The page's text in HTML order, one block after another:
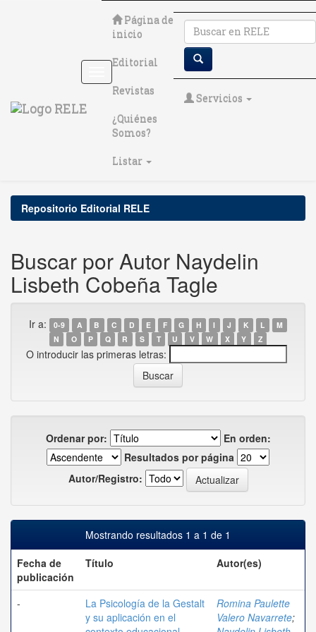
Página de
inicio
Editorial
Revistas
¿Quiénes
Somos?
Listar
Servicios
Repositorio Editorial RELE
Buscar por Autor Naydelin
Lisbeth Cobeña Tagle
Ir a: 0-9 A B C D E F G H I J K L
M
N
O P Q R S T U V W X Y Z
O introducir las primeras letras:
Ordenar por:
En orden:
Resultados por página
Autor/Registro:
Mostrando resultados 1 a 1 de 1
Fecha de
publicación
Título Autor(es)
-
La Psicología de la Gestalt
y su aplicación en el
Romina Paulette
Valero Navarrete;